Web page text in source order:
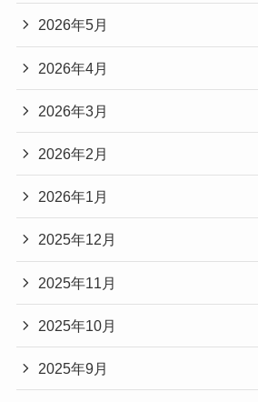
2026年5月
2026年4月
2026年3月
2026年2月
2026年1月
2025年12月
2025年11月
2025年10月
2025年9月